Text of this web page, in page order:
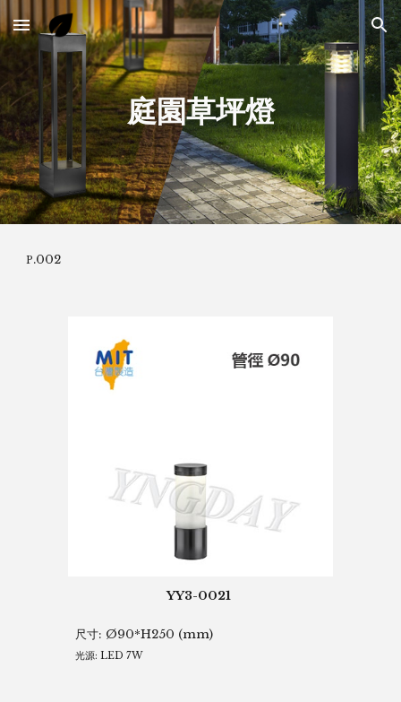
Skip to main content Skip to navigation
庭園草坪燈
P.002
YY3-0021
尺寸: Ø90*H250 (mm)
光源: LED 7W